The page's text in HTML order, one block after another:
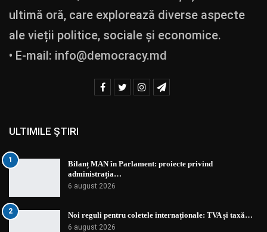
ultimă oră, care explorează diverse aspecte
ale vieții politice, sociale și economice.
• E-mail: info@democracy.md
ULTIMILE ȘTIRI
1
Bilanț MAN în Parlament: proiecte privind
administrația…
6 august 2026
2 Noi reguli pentru coletele internaționale: TVA și taxă…
6 august 2026